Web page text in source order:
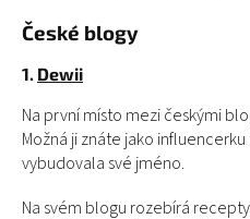
České blogy
1. Dewii
Na první místo mezi českými
Možná ji znáte jako
vybudovala své jméno.
Na svém blogu rozebírá